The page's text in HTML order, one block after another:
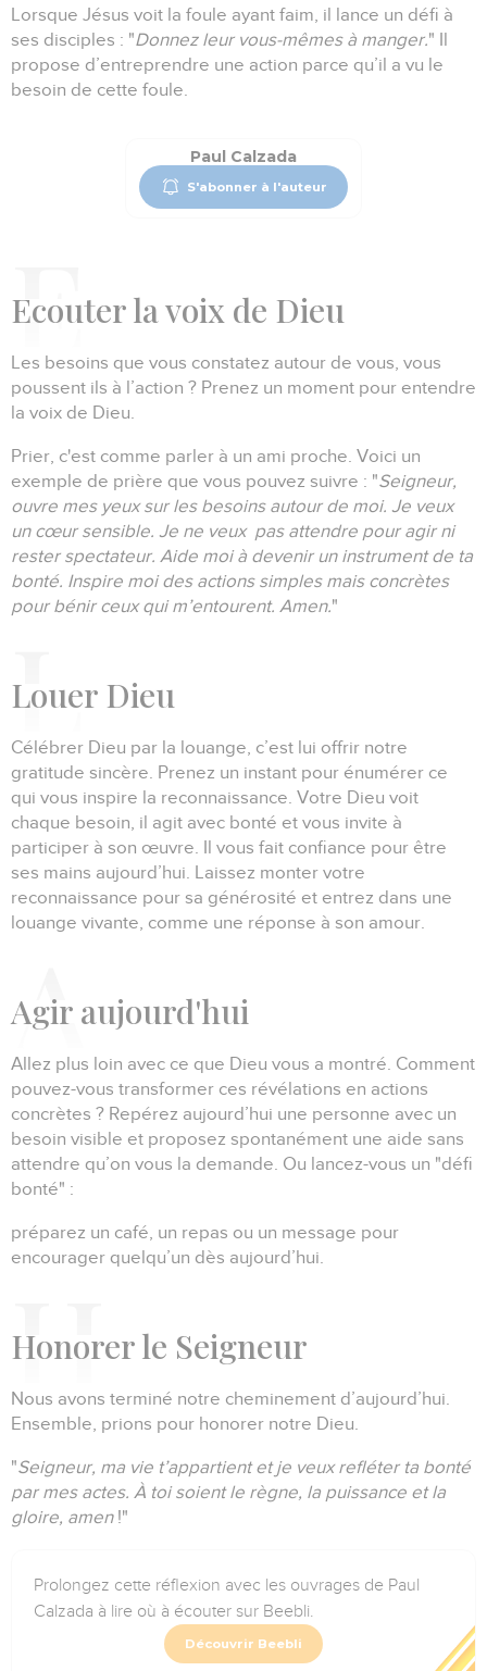
Lorsque Jésus voit la foule ayant faim, il lance un défi à
ses disciples : "Donnez leur vous-mêmes à manger."
propose d’entreprendre une action parce qu’il a vu le
besoin de cette foule.
Paul Calzada
S'abonner à l'auteur
Ecouter la voix de Dieu
Les besoins que vous constatez autour de vous, vous
poussent ils à l’action ? Prenez un moment pour entendre
la voix de Dieu.
Prier, c'est comme parler à un ami proche. Voici un
exemple de prière que vous pouvez suivre : "Seigneur,
ouvre mes yeux sur les besoins autour de moi. Je veux
un cœur sensible. Je ne veux pas attendre pour agir ni
rester spectateur. Aide moi à devenir un instrument de ta
bonté. Inspire moi des actions simples mais concrètes
pour bénir ceux qui m’entourent. Amen."
Louer Dieu
Célébrer Dieu par la louange, c’est lui offrir notre
gratitude sincère. Prenez un instant pour énumérer ce
qui vous inspire la reconnaissance. Votre Dieu voit
chaque besoin, il agit avec bonté et vous invite à
participer à son œuvre. Il vous fait confiance pour être
ses mains aujourd’hui. Laissez monter votre
reconnaissance pour sa générosité et entrez dans une
louange vivante, comme une réponse à son amour.
Agir aujourd'hui
Allez plus loin avec ce que Dieu vous a montré. Comment
pouvez-vous transformer ces révélations en actions
concrètes ? Repérez aujourd’hui une personne avec un
besoin visible et proposez spontanément une aide sans
attendre qu’on vous la demande. Ou lancez-vous un "défi
bonté" :
préparez un café, un repas ou un message pour
encourager quelqu’un dès aujourd’hui.
Honorer le Seigneur
Nous avons terminé notre cheminement d’aujourd’hui.
Ensemble, prions pour honorer notre Dieu.
"Seigneur, ma vie t’appartient et je veux refléter ta bonté
par mes actes. À toi soient le règne, la puissance et la
gloire, amen !"
Prolongez cette réflexion avec les ouvrages de Paul
Calzada à lire où à écouter sur Beebli.
Découvrir Beebli